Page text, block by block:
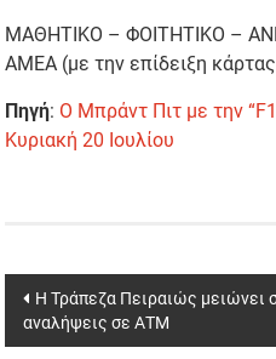
ΜΑΘΗΤΙΚΟ – ΦΟΙΤΗΤΙΚΟ –
ΑΜΕΑ (με την επίδειξη
Πηγή: O Mπράντ Πιτ με την
Κυριακή 20 Ιουλίου
Post
navigation
Η Τράπεζα Πειραιώς μειώνει
αναλήψεις σε ΑΤΜ